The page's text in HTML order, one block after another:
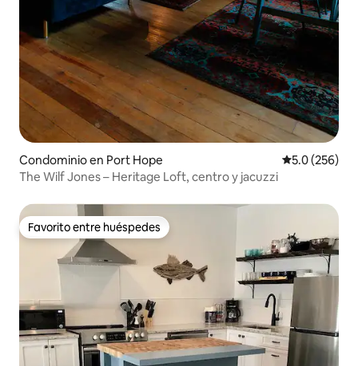
Condominio en Port Hope Calificación
5.0 (256)
The Wilf Jones – Heritage Loft, centro y jacuzzi
Favorito entre huéspedes
Favorito entre huéspedes